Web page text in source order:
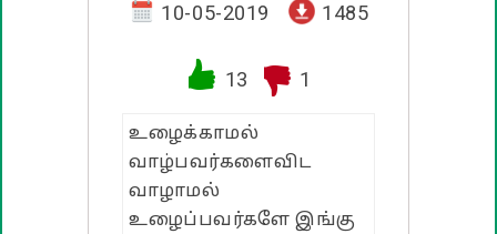
பண்டிகை வாழ்த்துக்கள்
10-05-2019 1485
13 1
உழைக்காமல்
வாழ்பவர்களைவிட
வாழாமல்
உழைப்பவர்களே இங்கு